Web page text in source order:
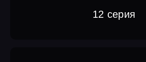
12 серия